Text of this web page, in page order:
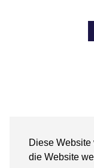
Diese
die Website